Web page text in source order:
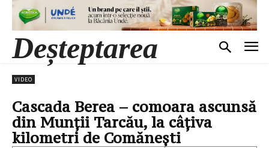
Deșteptarea
VIDEO
Cascada Berea – comoara ascunsă
din Munții Tarcău, la câțiva
kilometri de Comănești